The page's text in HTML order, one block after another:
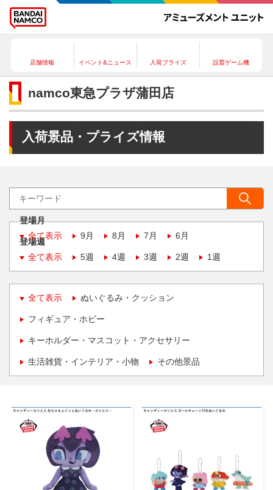
店舗情報 イベント&ニュース 入荷プライズ 設置ゲーム機
namco東急プラザ蒲田店
入荷景品・プライズ情報
登場月
全て表示
9月 8月 7月 6月
登場週
全て表示
5週 4週 3週 2週 1週
全て表示 ぬいぐるみ・クッション
フィギュア・ホビー
キーホルダー・マスコット・アクセサリー
生活雑貨・インテリア・小物 その他景品